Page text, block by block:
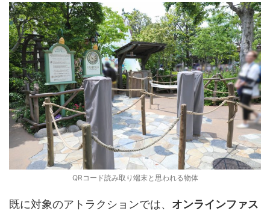
QRコード読み取り端末と思われる物体
既に対象のアトラクションでは、 オンラインファス